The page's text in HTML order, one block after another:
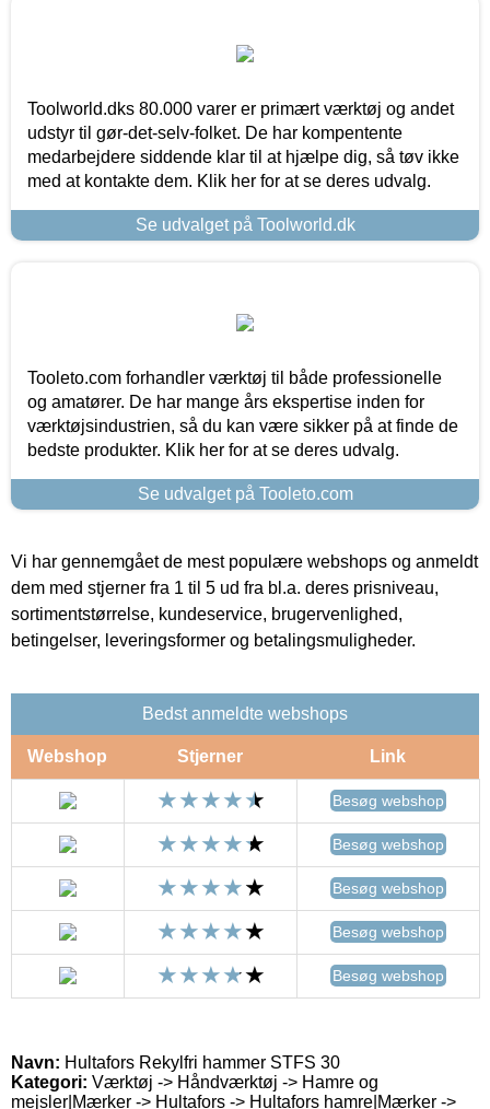
Toolworld.dks 80.000 varer er primært værktøj og andet
udstyr til gør-det-selv-folket. De har kompentente
medarbejdere siddende klar til at hjælpe dig, så tøv ikke
med at kontakte dem. Klik her for at se deres udvalg.
Se udvalget på Toolworld.dk
Tooleto.com forhandler værktøj til både professionelle
og amatører. De har mange års ekspertise inden for
værktøjsindustrien, så du kan være sikker på at finde de
bedste produkter. Klik her for at se deres udvalg.
Se udvalget på Tooleto.com
Vi har gennemgået de mest populære webshops og anmeldt
dem med stjerner fra 1 til 5 ud fra bl.a. deres prisniveau,
sortimentstørrelse, kundeservice, brugervenlighed,
betingelser, leveringsformer og betalingsmuligheder.
Bedst anmeldte webshops
Webshop Stjerner Link
Besøg webshop
Besøg webshop
Besøg webshop
Besøg webshop
Besøg webshop
Navn: Hultafors Rekylfri hammer STFS 30
Kategori: Værktøj -> Håndværktøj -> Hamre og
mejsler|Mærker -> Hultafors -> Hultafors hamre|Mærker ->